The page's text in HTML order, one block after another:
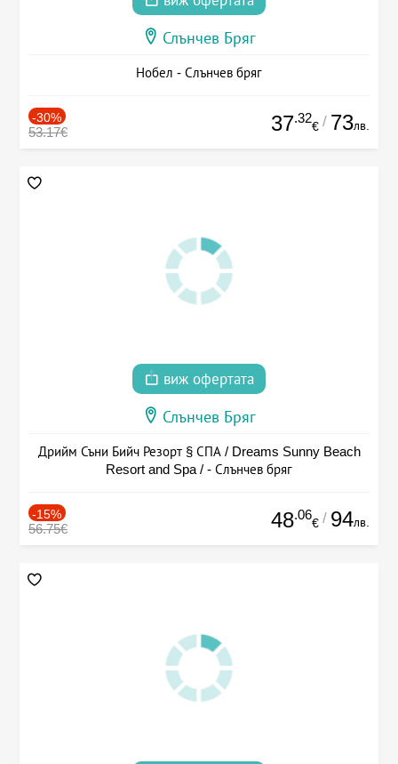
Слънчев Бряг
Нобел - Слънчев бряг
-30%
53.17€ 37.32
€ / 73лв.
виж офертата
Слънчев Бряг
Дрийм Съни Бийч Резорт § СПА / Dreams Sunny Beach
Resort and Spa / - Слънчев бряг
-15%
56.75€ 48.06
€ / 94лв.